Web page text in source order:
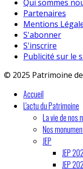
Qui sommes
Partenaires
Mentions
S'abonner
S'inscrire
Publicité sur le
© 2025 Patrimoine
Accueil
L'actu du Patrimoine
La vie de nos
Nos
JEP
JEP
JEP